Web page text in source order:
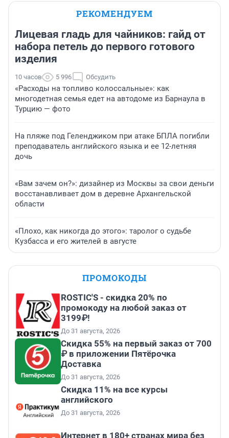
РЕКОМЕНДУЕМ
Лицевая гладь для чайников: гайд от
набора петель до первого готового
изделия
10 часов 5 996 Обсудить
«Расходы на топливо колоссальные»: как
многодетная семья едет на автодоме из Барнаула в
Турцию — фото
На пляже под Геленджиком при атаке БПЛА погибли
преподаватель английского языка и ее 12-летняя
дочь
«Вам зачем он?»: дизайнер из Москвы за свои деньги
восстанавливает дом в деревне Архангельской
области
«Плохо, как никогда до этого»: таролог о судьбе
Кузбасса и его жителей в августе
ПРОМОКОДЫ
ROSTIC'S - скидка 20% по
промокоду на любой заказ от
3199₽!
До 31 августа, 2026
Скидка 55% на первый заказ от 700
₽ в приложении Пятёрочка
Доставка
До 31 августа, 2026
Скидка 11% на все курсы
английского
До 31 августа, 2026
Интернет в 180+ странах мира без